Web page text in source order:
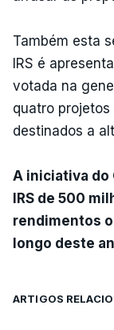
Também esta
IRS é
votada na
quatro projetos
destinados a
A iniciativa do
IRS de 500
rendimentos
longo deste
ARTIGOS